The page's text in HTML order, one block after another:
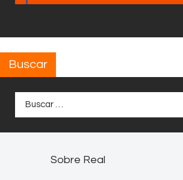
Buscar
Sobre Real